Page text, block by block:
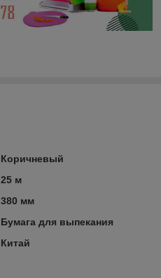
Коричневый
25 м
380 мм
Бумага для выпекания
Китай